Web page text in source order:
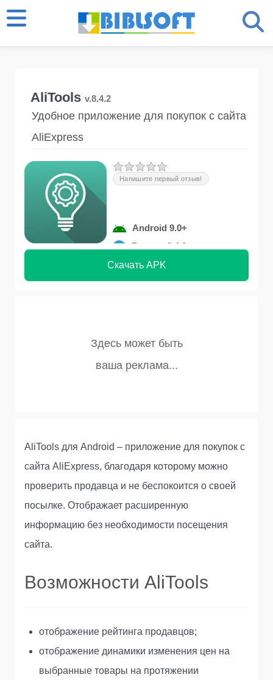
AliTools v.8.4.2
Удобное приложение для покупок с сайта
AliExpress
Напишите первый отзыв!
Android 9.0+
Версия 8.4.2
Скачать APK
AliTools для Android – приложение для покупок с
сайта AliExpress, благодаря которому можно
проверить продавца и не беспокоится о своей
посылке. Отображает расширенную
информацию без необходимости посещения
сайта.
Возможности AliTools
отображение рейтинга продавцов;
отображение динамики изменения цен на
выбранные товары на протяжении